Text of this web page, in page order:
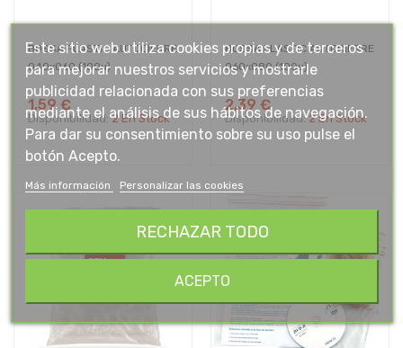
BOSSA PLASTIC AUTOCIERRE
040x060 (100u)
1,59 €
Disponibilidad:2 En Stock
BOSSA PLASTIC AUTOCIERRE
060x080 (100u)
2,39 €
Disponibilidad:2 En Stock
Este sitio web utiliza cookies propias y de terceros
para mejorar nuestros servicios y mostrarle
publicidad relacionada con sus preferencias
mediante el análisis de sus hábitos de navegación.
Para dar su consentimiento sobre su uso pulse el
botón Acepto.
Más información Personalizar las cookies
RECHAZAR TODO
ACEPTO